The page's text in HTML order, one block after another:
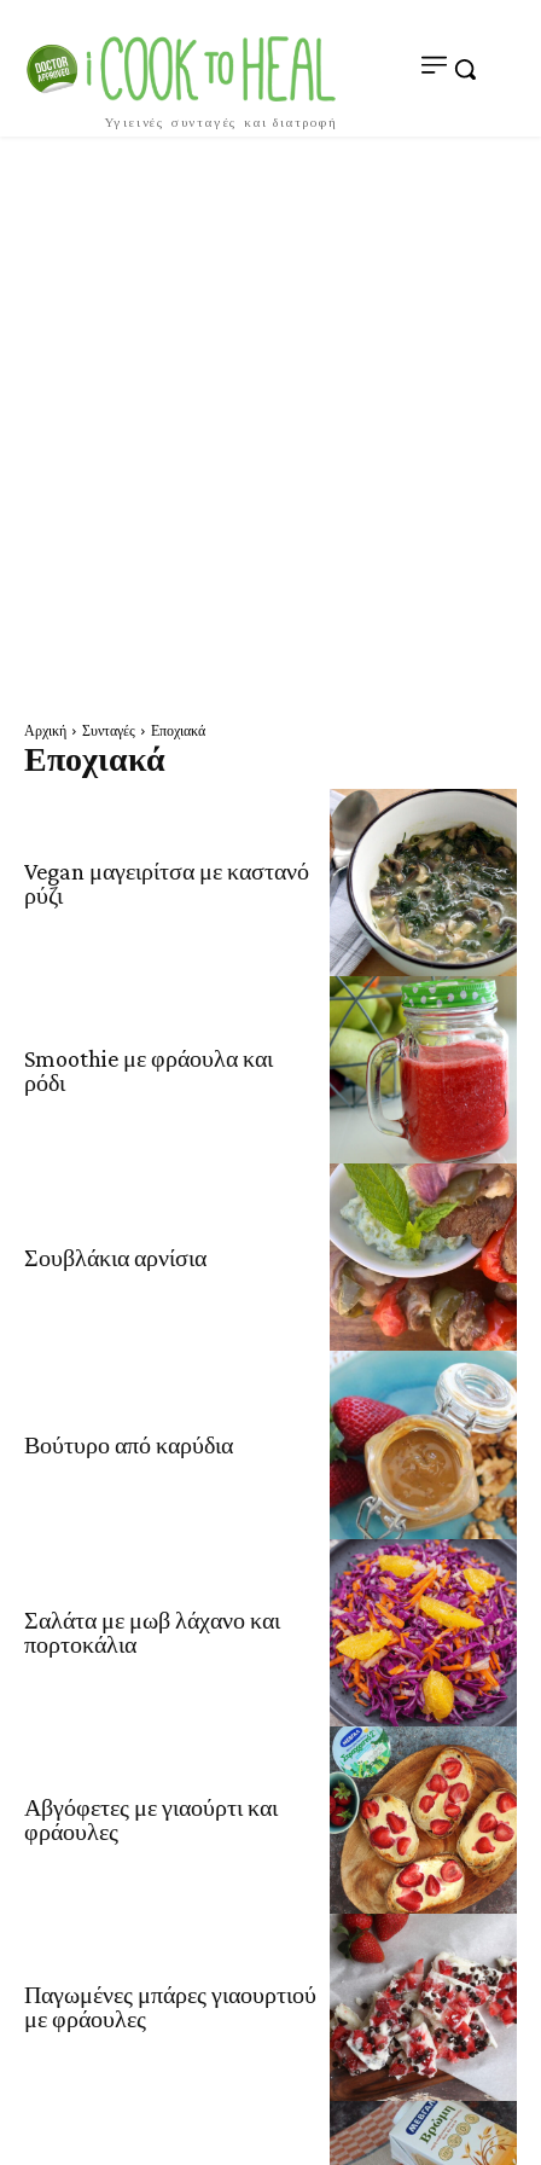
Υγιεινές συνταγές και διατροφή
Αρχική Συνταγές Εποχιακά
Εποχιακά
Vegan μαγειρίτσα με καστανό
ρύζι
Smoothie με φράουλα και
ρόδι
Σουβλάκια αρνίσια
Βούτυρο από καρύδια
Σαλάτα με μωβ λάχανο και
πορτοκάλια
Αβγόφετες με γιαούρτι και
φράουλες
Παγωμένες μπάρες γιαουρτιού
με φράουλες